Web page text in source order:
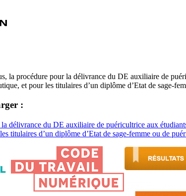
la procédure pour la délivrance du DE auxiliaire de
et pour les titulaires d’un diplôme d’Etat de sage-
:
délivrance du DE auxiliaire de puéricultrice aux
titulaires d’un diplôme d’Etat de sage-femme ou de